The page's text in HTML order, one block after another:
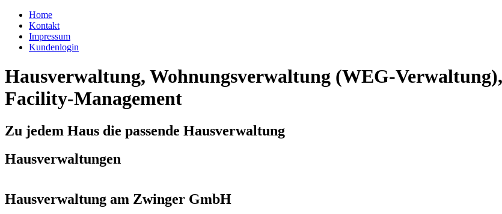
Home
Kontakt
Impressum
Kundenlogin
Hausverwaltung, Wohnungsverwaltung (WEG-
Facility-Management
Zu jedem Haus die passende Hausverwaltung
Hausverwaltungen
Hausverwaltung am Zwinger GmbH